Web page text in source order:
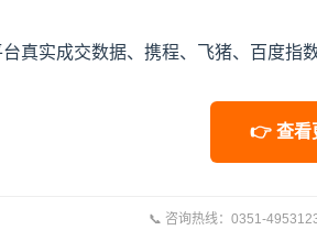
真实成交数据、携程、飞猪、百度指
👉 查看
📞 咨询热线：0351-